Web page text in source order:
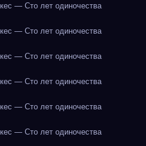
— Сто лет одиночества
— Сто лет одиночества
— Сто лет одиночества
— Сто лет одиночества
— Сто лет одиночества
— Сто лет одиночества